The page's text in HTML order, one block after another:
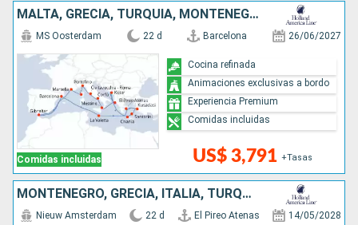
MALTA, GRECIA, TURQUÍA, MONTENEGRO, ITALIA, FRANCIA, ESPAÑA
Comidas incluidas
MS Oosterdam 22 d Barcelona 26/06/2027
US$ 3,791 +Tasas
Cocina refinada
Animaciones exclusivas a bordo
Experiencia Premium
Comidas incluidas
MONTENEGRO, GRECIA, ITALIA, TURQUÍA, CROACIA, ALBANIA
Nieuw Amsterdam 22 d El Pireo Atenas 14/05/2028